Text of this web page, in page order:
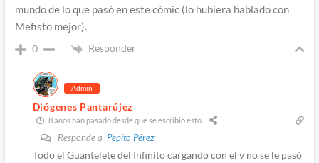
mundo de lo que pasó en este cómic (lo hubiera hablado con
Mefisto mejor).
0 Responder
Admin
Diógenes Pantarújez
8 años han pasado desde que se escribió esto
Responde a Pepito Pérez
Todo el Guantelete del Infinito cargando con el y no se le pasó